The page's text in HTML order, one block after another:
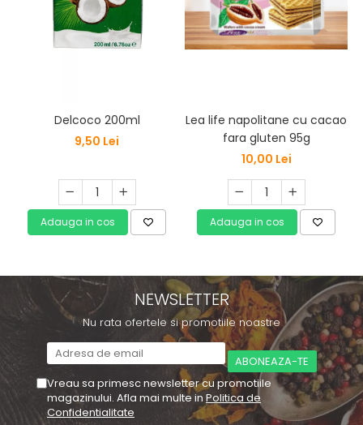
Delcoco 200ml
9,50 Lei
Adauga in cos
Lea life napolitane cu cacao
fara gluten 95g
10,00 Lei
Adauga in cos
NEWSLETTER
Nu rata ofertele si promotiile noastre
Vreau sa primesc newsletter cu promotiile
magazinului. Afla mai multe in Politica de
Confidentialitate